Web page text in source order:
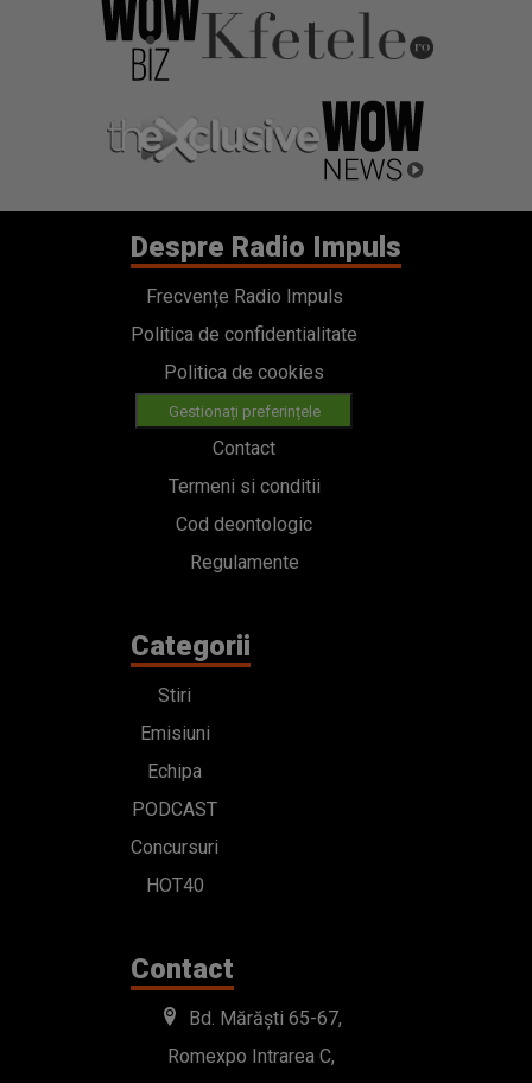
Despre Radio Impuls
Frecvențe Radio Impuls
Politica de confidentialitate
Politica de cookies
Gestionați preferințele
Contact
Termeni si conditii
Cod deontologic
Regulamente
Categorii
Stiri
Emisiuni
Echipa
PODCAST
Concursuri
HOT40
Contact
Bd. Mărăști 65-67,
Romexpo Intrarea C,